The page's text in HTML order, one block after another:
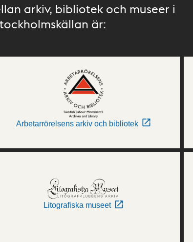
arkiv, bibliotek och museer i
är:
Arbetarrörelsens arkiv och bibliotek
Litografiska museet